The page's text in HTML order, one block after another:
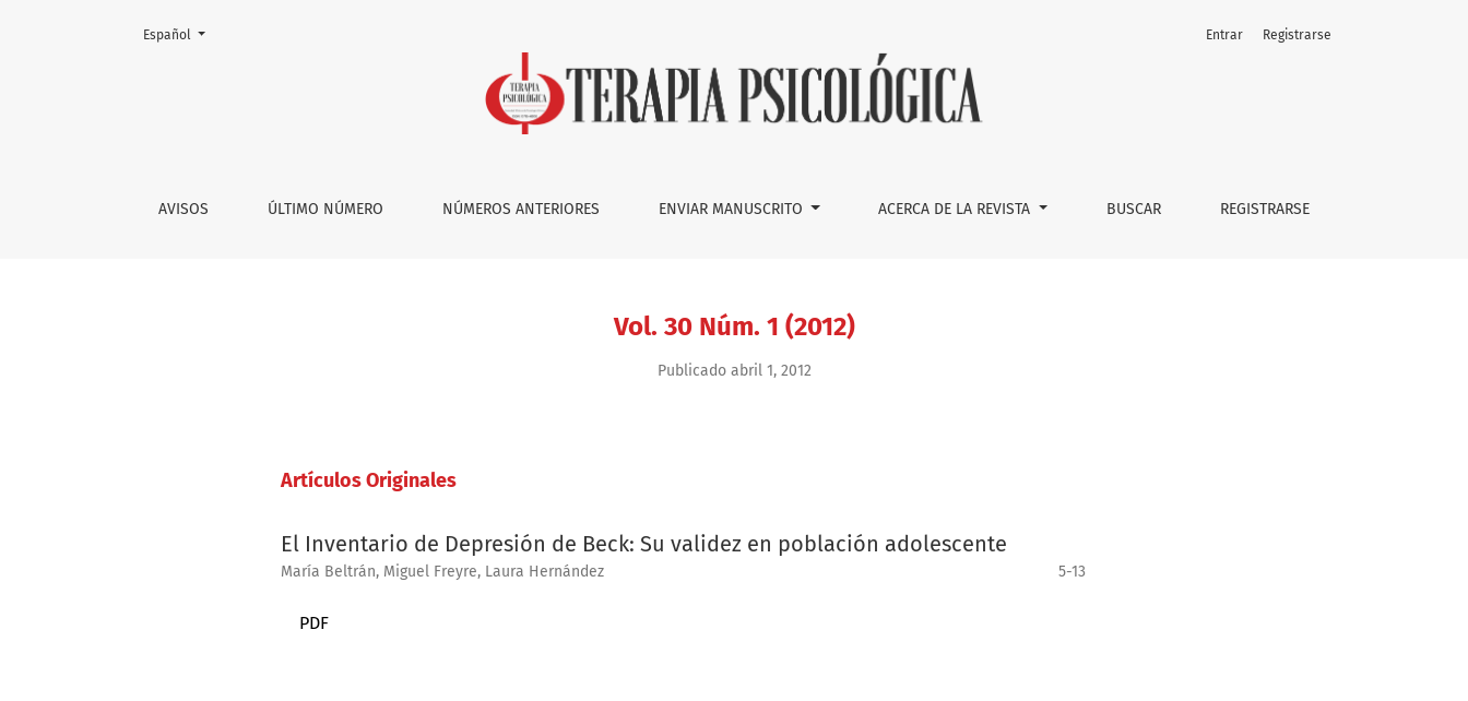
Vol. 30 Núm. 1 (2012)
AVISOS ÚLTIMO NÚMERO NÚMEROS ANTERIORES ENVIAR MANUSCRITO ACERCA DE LA REVISTA BUSCAR REGISTRARSE
Entrar Registrarse
Cambiar el idioma. El actual es:
Español
Vol. 30 Núm. 1 (2012)
Publicado abril 1, 2012
Artí­culos Originales
El Inventario de Depresión de Beck: Su validez en población adolescente
María Beltrán, Miguel Freyre, Laura Hernández 5-13
PDF